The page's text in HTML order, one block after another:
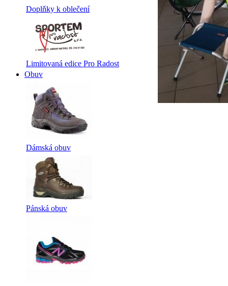
Doplňky k oblečení
Limitovaná edice Pro Radost
Obuv
Dámská obuv
Pánská obuv